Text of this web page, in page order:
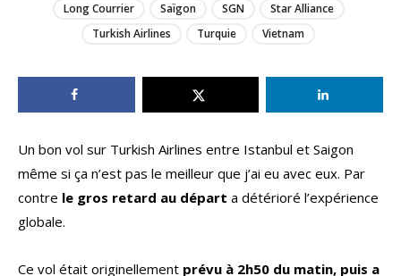
Long Courrier
Saïgon SGN
Star Alliance
Turkish Airlines
Turquie Vietnam
Un bon vol sur Turkish Airlines entre Istanbul et Saigon
même si ça n’est pas le meilleur que j’ai eu avec eux. Par
contre le gros retard au départ a détérioré l’expérience
globale.
Ce vol était originellement prévu à 2h50 du matin, puis a